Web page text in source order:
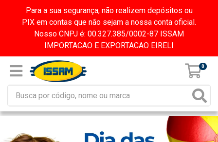
Para a sua segurança, não realizem depósitos ou
PIX em contas que não sejam a nossa conta oficial.
Nosso CNPJ é: 00.327.385/0002-87 ISSAM
IMPORTACAO E EXPORTACAO EIRELI
0